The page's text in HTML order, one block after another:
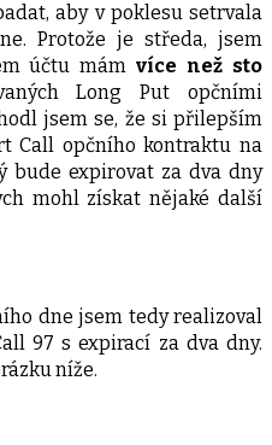
aby v poklesu setrvala
Protože je středa, jsem
účtu mámvíce než sto
Long Put opčními
jsem se, že si přilepším
Call opčního kontraktu na
bude expirovat za dva dny
mohl získat nějaké další
dne jsem tedy realizoval
97 s expirací za dva dny.
níže.